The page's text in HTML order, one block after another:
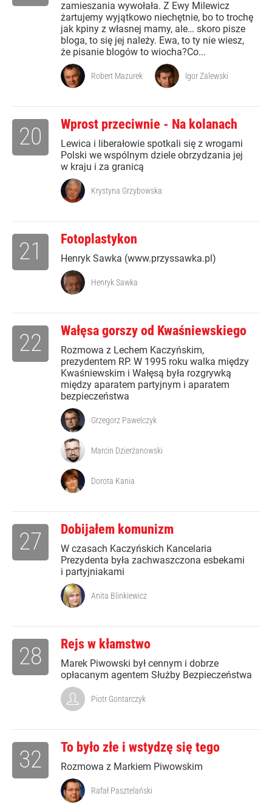
zamieszania wywołała. Z Ewy Milewicz
żartujemy wyjątkowo niechętnie, bo to trochę
jak kpiny z własnej mamy, ale… skoro pisze
bloga, to się jej należy. Ewa, to ty nie wiesz,
że pisanie blogów to wiocha?Co...
Robert Mazurek Igor Zalewski
Wprost przeciwnie - Na kolanach
Lewica i liberałowie spotkali się z wrogami
Polski we wspólnym dziele obrzydzania jej
w kraju i za granicą
20
Krystyna Grzybowska
Fotoplastykon
Henryk Sawka (www.przyssawka.pl)
21
Henryk Sawka
Wałęsa gorszy od Kwaśniewskiego
Rozmowa z Lechem Kaczyńskim,
prezydentem RP. W 1995 roku walka między
Kwaśniewskim i Wałęsą była rozgrywką
między aparatem partyjnym i aparatem
bezpieczeństwa
22
Grzegorz Pawelczyk
Marcin Dzierżanowski
Dorota Kania
Dobijałem komunizm
W czasach Kaczyńskich Kancelaria
Prezydenta była zachwaszczona esbekami
i partyjniakami
27
Anita Blinkiewicz
Rejs w kłamstwo
Marek Piwowski był cennym i dobrze
opłacanym agentem Służby Bezpieczeństwa
28
Piotr Gontarczyk
To było złe i wstydzę się tego
Rozmowa z Markiem Piwowskim
32
Rafał Pasztelański